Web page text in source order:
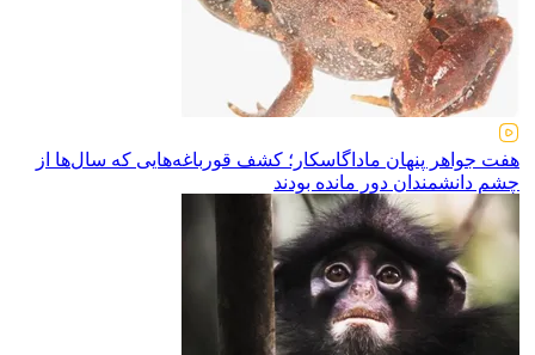
هفت جواهر پنهان ماداگاسکار؛ کشف قورباغه‌هایی که سال‌ها از
چشم دانشمندان دور مانده بودند